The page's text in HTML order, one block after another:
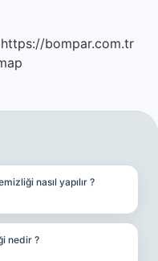
https://bompar.com.tr
nasıl yapılır ?
nedir ?